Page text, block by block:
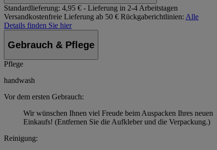
Standardlieferung: 4,95 € - Lieferung in 2-4 Arbeitstagen
Versandkostenfreie Lieferung ab 50 € Rückgaberichtlinien: Alle
Details finden Sie hier
Gebrauch & Pflege
Pflege
handwash
Vor dem ersten Gebrauch:
Wir wünschen Ihnen viel Freude beim Auspacken Ihres neuen
Einkaufs! (Entfernen Sie die Aufkleber und die Verpackung.)
Reinigung: